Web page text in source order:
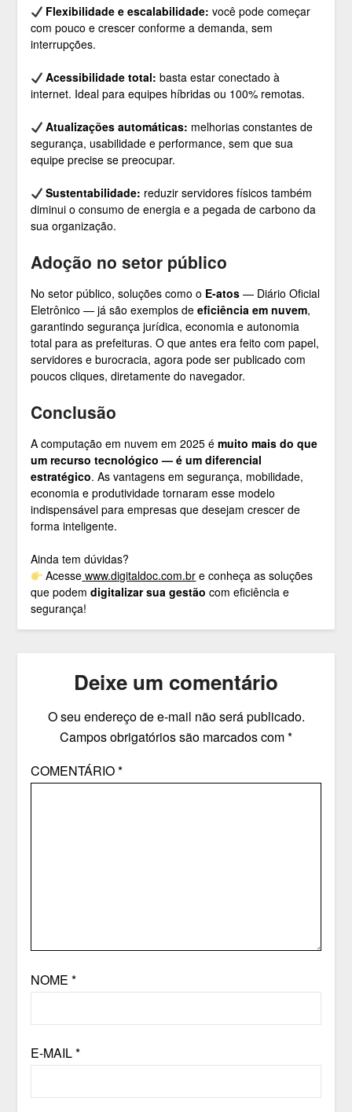
Flexibilidade e escalabilidade: você pode começar
com pouco e crescer conforme a demanda, sem
interrupções.
Acessibilidade total: basta estar conectado à
internet. Ideal para equipes híbridas ou 100% remotas.
Atualizações automáticas: melhorias constantes de
segurança, usabilidade e performance, sem que sua
equipe precise se preocupar.
Sustentabilidade: reduzir servidores físicos também
diminui o consumo de energia e a pegada de carbono da
sua organização.
Adoção no setor público
No setor público, soluções como o E-atos— Diário Oficial
Eletrônico — já são exemplos de eficiência em nuvem,
garantindo segurança jurídica, economia e autonomia
total para as prefeituras. O que antes era feito com papel,
servidores e burocracia, agora pode ser publicado com
poucos cliques, diretamente do navegador.
Conclusão
A computação em nuvem em 2025 é muito mais do que
um recurso tecnológico — é um diferencial
estratégico. As vantagens em segurança, mobilidade,
economia e produtividade tornaram esse modelo
indispensável para empresas que desejam crescer de
forma inteligente.
Ainda tem dúvidas?
Acesse www.digitaldoc.com.br e conheça as soluções
que podem digitalizar sua gestão com eficiência e
segurança!
Deixe um comentário
O seu endereço de e-mail não será publicado.
Campos obrigatórios são marcados com*
COMENTÁRIO*
NOME *
E-MAIL*